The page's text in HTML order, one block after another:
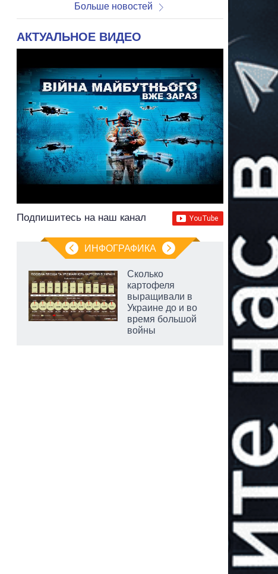
Больше новостей
АКТУАЛЬНОЕ ВИДЕО
Подпишитесь на наш канал
ИНФОГРАФИКА
Сколько
картофеля
выращивали в
Украине до и во
время большой
войны